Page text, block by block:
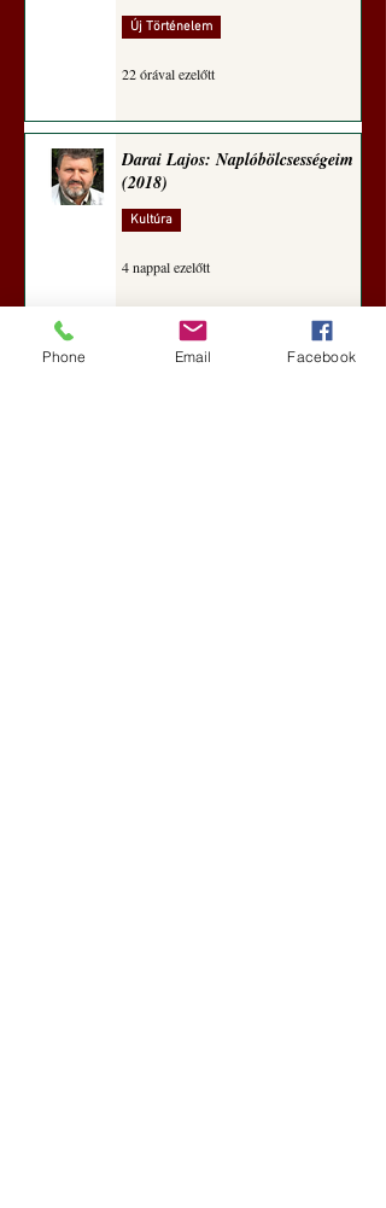
Új Történelem
22 órával ezelőtt
Darai Lajos: Naplóbölcsességeim
(2018)
Kultúra
4 nappal ezelőtt
Phone Email Facebook